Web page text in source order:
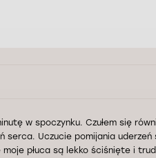
w spoczynku. Czułem się
serca. Uczucie pomijania
płuca są lekko ściśnięte i